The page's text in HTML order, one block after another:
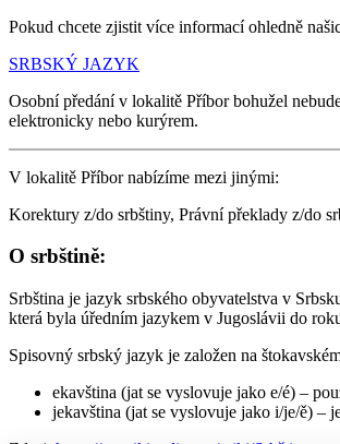
Pokud chcete zjistit více informací ohledně
SRBSKÝ JAZYK
Osobní předání v lokalitě Příbor bohužel
elektronicky nebo kurýrem.
V lokalitě Příbor nabízíme mezi jinými:
Korektury z/do srbštiny, Právní překlady z/do
O srbštině:
Srbština je jazyk srbského obyvatelstva v
která byla úředním jazykem v Jugoslávii do
Spisovný srbský jazyk je založen na
ekavština (jat se vyslovuje jako e/é) –
jekavština (jat se vyslovuje jako i/je/ě) –